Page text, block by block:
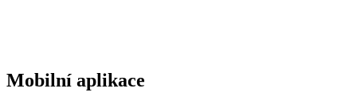
Mobilní aplikace